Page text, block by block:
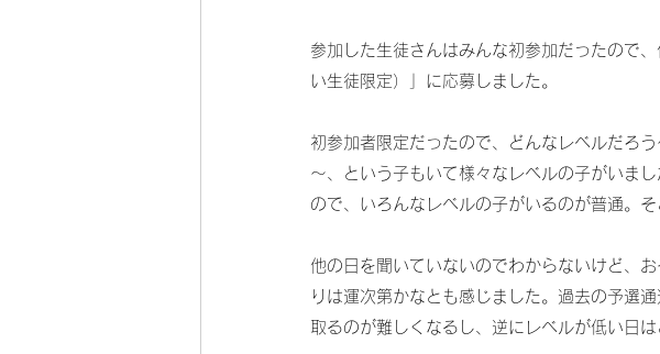
参加した生徒さんはみんな初参加だったので
い生徒限定）」に応募しました。
初参加者限定だったので、どんなレベルだろ
～、という子もいて様々なレベルの子がいま
ので、いろんなレベルの子がいるのが普通。
他の日を聞いていないのでわからないけど、
りは運次第かなとも感じました。過去の予選
取るのが難しくなるし、逆にレベルが低い日は